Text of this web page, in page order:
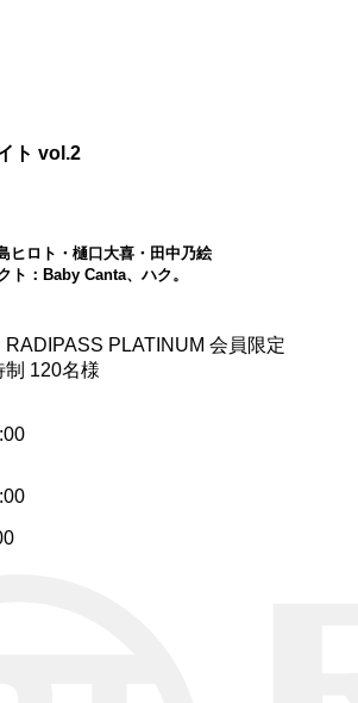
ト vol.2
ヒロト・樋口大喜・田中乃絵
：Baby Canta、ハク。
PLATINUM 会員限定
制 120名様